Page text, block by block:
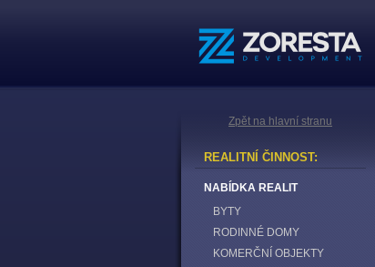
Zpět na hlavní stranu
REALITNÍ ČINNOST:
NABÍDKA REALIT
BYTY
RODINNÉ DOMY
KOMERČNÍ OBJEKTY